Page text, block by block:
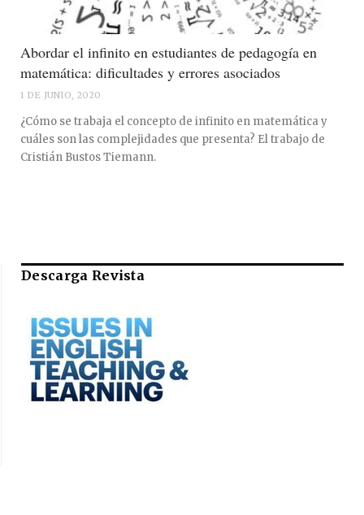
Abordar el infinito en estudiantes de pedagogía en
matemática: dificultades y errores asociados
1 DE JUNIO, 2020
¿Cómo se trabaja el concepto de infinito en matemática y
cuáles son las complejidades que presenta? El trabajo de
Cristián Bustos Tiemann.
Descarga Revista